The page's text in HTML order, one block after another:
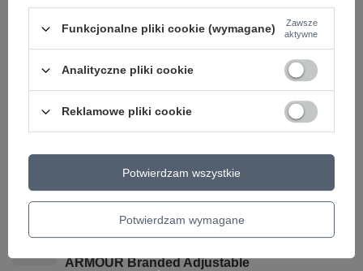
Czapka sportowa Under Armour BLITZING
CAP Niebieska S/M
59,95 zł / szt.
Najniższa cena produktu w okresie 30 dni przed
wprowadzeniem obniżki:59,95 zł 0%
Cena regularna:99,99 zł -40%
ARMOUR Branded Adjustable
Funkcjonalne pliki cookie (wymagane)
Zawsze
aktywne
Analityczne pliki cookie
Reklamowe pliki cookie
Potwierdzam wymagane
Potwierdzam wszystkie